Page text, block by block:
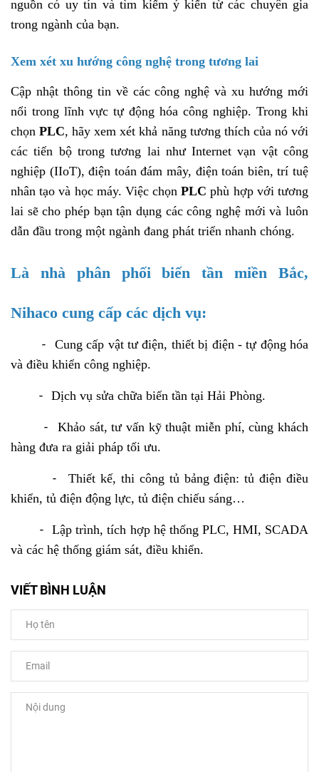
nguồn có uy tín và tìm kiếm ý kiến ​​từ các chuyên gia
trong ngành của bạn.
Xem xét xu hướng công nghệ trong tương lai
Cập nhật thông tin về các công nghệ và xu hướng mới
nổi trong lĩnh vực tự động hóa công nghiệp. Trong khi
chọn PLC, hãy xem xét khả năng tương thích của nó với
các tiến bộ trong tương lai như Internet vạn vật công
nghiệp (IIoT), điện toán đám mây, điện toán biên, trí tuệ
nhân tạo và học máy. Việc chọn PLCphù hợp với tương
lai sẽ cho phép bạn tận dụng các công nghệ mới và luôn
dẫn đầu trong một ngành đang phát triển nhanh chóng.
Là nhà phân phối biến tần miền Bắc,
Nihaco cung cấp các dịch vụ:
- Cung cấp vật tư điện, thiết bị điện - tự động hóa
và điều khiển công nghiệp.
- Dịch vụ sửa chữa biến tần tại Hải Phòng.
- Khảo sát, tư vấn kỹ thuật miễn phí, cùng khách
hàng đưa ra giải pháp tối ưu.
-Thiết kế, thi công tủ bảng điện: tủ điện điều
khiển, tủ điện động lực, tủ điện chiếu sáng…
-Lập trình, tích hợp hệ thống PLC, HMI, SCADA
và các hệ thống giám sát, điều khiển.
VIẾT BÌNH LUẬN